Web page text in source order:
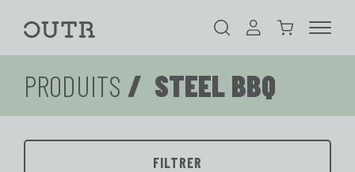
Outr Cherchez Enregistrer
Panier
d'achatMENU
PRODUITS / STEEL BBQ
FILTRER